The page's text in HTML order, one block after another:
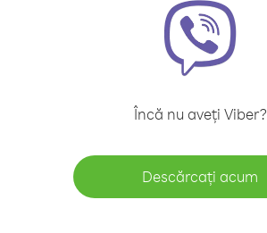
Încă nu aveți Viber?
Descărcați acum